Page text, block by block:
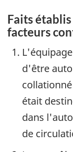
Faits
facteurs
d'être
était
dans
de